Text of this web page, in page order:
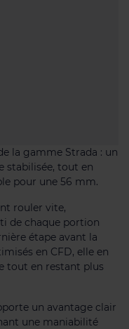
la gamme Strada : un
stabilisée, tout en
pour une 56 mm.
rouler vite,
de chaque portion
étape avant la
en CFD, elle en
tout en restant plus
un avantage clair
une maniabilité